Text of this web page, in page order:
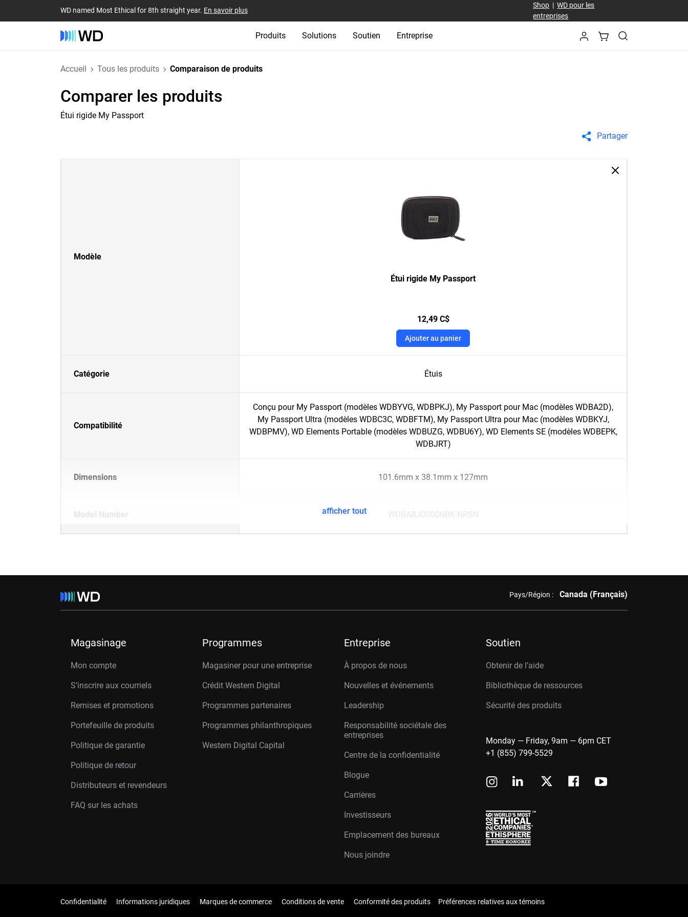
WD named Most Ethical for 8th straight year. En savoir plus
Shop |WD pour les
entreprises
Produits Solutions Soutien Entreprise
Accueil Tous les produits Comparaison de produits
Comparer les produits
Étui rigide My Passport
Partager
Modèle
Étui rigide My Passport
12,49 C$
Ajouter au panier
Catégorie Étuis
Compatibilité
Conçu pour My Passport (modèles WDBYVG, WDBPKJ), My Passport pour Mac (modèles WDBA2D),
My Passport Ultra (modèles WDBC3C, WDBFTM), My Passport Ultra pour Mac (modèles WDBKYJ,
WDBPMV), WD Elements Portable (modèles WDBUZG, WDBU6Y), WD Elements SE (modèles WDBEPK,
WDBJRT)
Dimensions 101.6mm x 38.1mm x 127mm
Model Number WDBABJ0000NBK-NRSN
afficher tout
Pays/Région : Canada (Français)
Magasinage
Mon compte
S’inscrire aux courriels
Remises et promotions
Portefeuille de produits
Politique de garantie
Politique de retour
Distributeurs et revendeurs
FAQ sur les achats
Programmes
Magasiner pour une entreprise
Crédit Western Digital
Programmes partenaires
Programmes philanthropiques
Western Digital Capital
Entreprise
À propos de nous
Nouvelles et événements
Leadership
Responsabilité sociétale des
entreprises
Centre de la confidentialité
Blogue
Carrières
Investisseurs
Emplacement des bureaux
Nous joindre
Soutien
Obtenir de l’aide
Bibliothèque de ressources
Sécurité des produits
Monday — Friday, 9am — 6pm CET
+1 (855) 799-5529
Confidentialité Informations juridiques Marques de commerce Conditions de vente Conformité des produits Préférences relatives aux témoins